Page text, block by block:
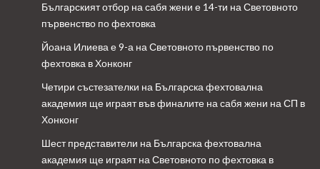
Българският отбор на сабя жени е 14-ти на Световното
първенство по фехтовка
Йоана Илиева е 9-а на Световното първенство по
фехтовка в Хонконг
Четири състезателки на Българска фехтовална
академия ще играят във финалите на сабя жени на СП в
Хонконг
Шест представители на Българска фехтовална
академия ще играят на Световното по фехтовка в